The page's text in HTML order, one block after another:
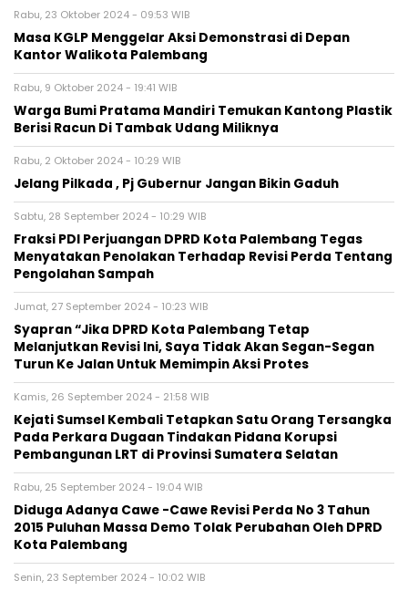
Rabu, 23 Oktober 2024 - 09:53 WIB
Masa KGLP Menggelar Aksi Demonstrasi di Depan
Kantor Walikota Palembang
Rabu, 9 Oktober 2024 - 19:41 WIB
Warga Bumi Pratama Mandiri Temukan Kantong Plastik
Berisi Racun Di Tambak Udang Miliknya
Rabu, 2 Oktober 2024 - 10:29 WIB
Jelang Pilkada , Pj Gubernur Jangan Bikin Gaduh
Sabtu, 28 September 2024 - 10:29 WIB
Fraksi PDI Perjuangan DPRD Kota Palembang Tegas
Menyatakan Penolakan Terhadap Revisi Perda Tentang
Pengolahan Sampah
Jumat, 27 September 2024 - 10:23 WIB
Syapran “Jika DPRD Kota Palembang Tetap
Melanjutkan Revisi Ini, Saya Tidak Akan Segan-Segan
Turun Ke Jalan Untuk Memimpin Aksi Protes
Kamis, 26 September 2024 - 21:58 WIB
Kejati Sumsel Kembali Tetapkan Satu Orang Tersangka
Pada Perkara Dugaan Tindakan Pidana Korupsi
Pembangunan LRT di Provinsi Sumatera Selatan
Rabu, 25 September 2024 - 19:04 WIB
Diduga Adanya Cawe -Cawe Revisi Perda No 3 Tahun
2015 Puluhan Massa Demo Tolak Perubahan Oleh DPRD
Kota Palembang
Senin, 23 September 2024 - 10:02 WIB